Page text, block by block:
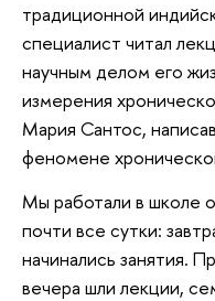
традиционной
специалист читал
научным делом его
измерения
Мария Сантос,
феномене
Мы работали в школе
почти все сутки:
начинались занятия.
вечера шли лекции,